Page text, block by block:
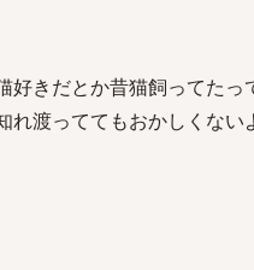
好きだとか昔猫飼ってたっ
れ渡っててもおかしくない